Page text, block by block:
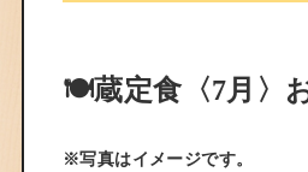
🍽️蔵定食〈7月〉
※写真はイメージです。